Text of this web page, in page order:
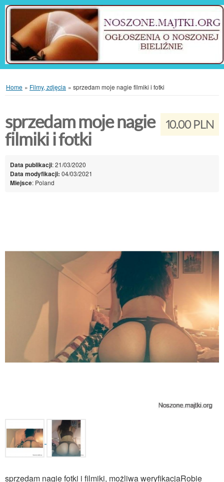
Home » Filmy, zdjęcia » sprzedam moje nagie filmiki i fotki
10.00 PLN
sprzedam moje nagie
filmiki i fotki
Data publikacji: 21/03/2020
Data modyfikacji: 04/03/2021
Miejsce: Poland
sprzedam nagie fotki i filmiki, możliwa weryfikacjaRobie